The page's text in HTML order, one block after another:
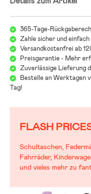
365-Tage-
Zahle sicher und einfach
Versandkostenfrei ab
Preisgarantie - Mehr
Zuverlässige Lieferung
Bestelle an Werktagen
Tag!
FLASH
Schultaschen,
Fahrräder,
und vieles mehr zu